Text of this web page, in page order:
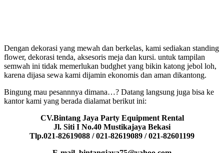
Dengan dekorasi yang mewah dan berkelas, kami sediakan standing
flower, dekorasi tenda, aksesoris meja dan kursi. untuk tampilan
semwah ini tidak memerlukan budghet yang bikin katong jebol loh,
karena dijasa sewa kami dijamin ekonomis dan aman dikantong.
Bingung mau pesannnya dimana…? Datang langsung juga bisa ke
kantor kami yang berada dialamat berikut ini:
CV.Bintang Jaya Party Equipment Rental
Jl. Siti I No.40 Mustikajaya Bekasi
Tlp.021-82619088 / 021-82619089 / 021-82601199